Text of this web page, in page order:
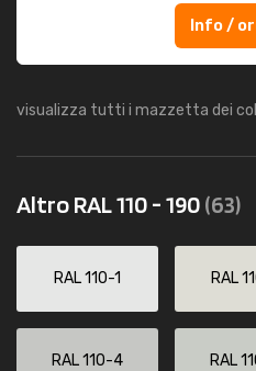
Info /
visualizza tutti i mazzetta dei
Altro RAL 110 - 190(63)
RAL 110-1 RAL
RAL 110-4 RAL